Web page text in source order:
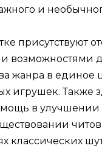
и
присутствуют
возможностями
жанра в единое
игрушек. Также
в улучшении
классических